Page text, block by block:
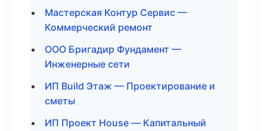
Мастерская Контур Сервис —
Коммерческий ремонт
ООО Бригадир Фундамент —
Инженерные сети
ИП Build Этаж — Проектирование и
сметы
ИП Проект House — Капитальный